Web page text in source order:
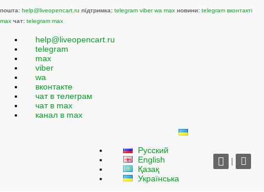
пошта: help@liveopencart.ru підтримка: telegram viber wa max новини: telegram вконтакті
max чат: telegram max
help@liveopencart.ru
telegram
max
viber
wa
вконтакте
чат в телеграм
чат в max
канал в max
Русский
English
Қазақ
Українська
|